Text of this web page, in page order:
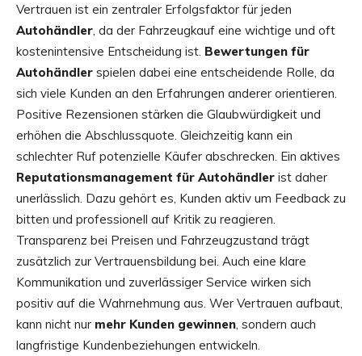
Vertrauen ist ein zentraler Erfolgsfaktor für jeden
Autohändler, da der Fahrzeugkauf eine wichtige und oft
kostenintensive Entscheidung ist. Bewertungen für
Autohändler spielen dabei eine entscheidende Rolle, da
sich viele Kunden an den Erfahrungen anderer orientieren.
Positive Rezensionen stärken die Glaubwürdigkeit und
erhöhen die Abschlussquote. Gleichzeitig kann ein
schlechter Ruf potenzielle Käufer abschrecken. Ein aktives
Reputationsmanagement für Autohändler ist daher
unerlässlich. Dazu gehört es, Kunden aktiv um Feedback zu
bitten und professionell auf Kritik zu reagieren.
Transparenz bei Preisen und Fahrzeugzustand trägt
zusätzlich zur Vertrauensbildung bei. Auch eine klare
Kommunikation und zuverlässiger Service wirken sich
positiv auf die Wahrnehmung aus. Wer Vertrauen aufbaut,
kann nicht nur mehr Kunden gewinnen, sondern auch
langfristige Kundenbeziehungen entwickeln.